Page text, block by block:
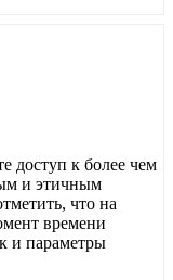
доступ к более чем
и этичным
что на
времени
и параметры